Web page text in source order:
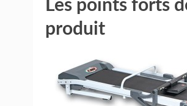
Les points forts
produit